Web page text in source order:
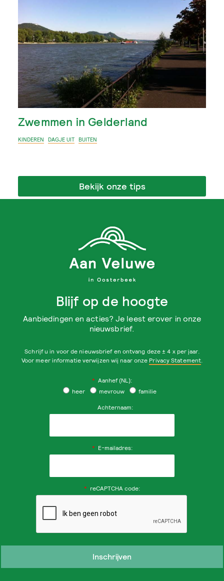
Zwemmen in Gelderland
KINDEREN DAGJE UIT BUITEN
Bekijk onze tips
Blijf op de hoogte
Aanbiedingen en acties? Je leest erover in onze
nieuwsbrief.
Schrijf u in voor de nieuwsbrief en ontvang deze ± 4 x per jaar.
Voor meer informatie verwijzen wij naar onze Privacy Statement
* Aanhef (NL):
heer
mevrouw familie
Achternaam:
* E-mailadres:
* reCAPTCHA code: